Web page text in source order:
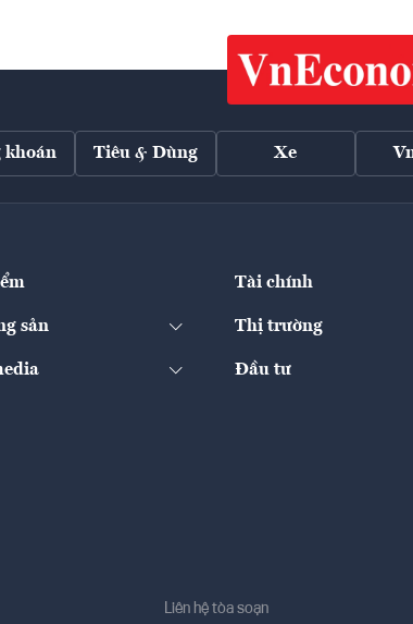
khoán Tiêu & Dùng Xe
Tài chính
sản Thị trường
Đầu tư
Liên hệ tòa soạn